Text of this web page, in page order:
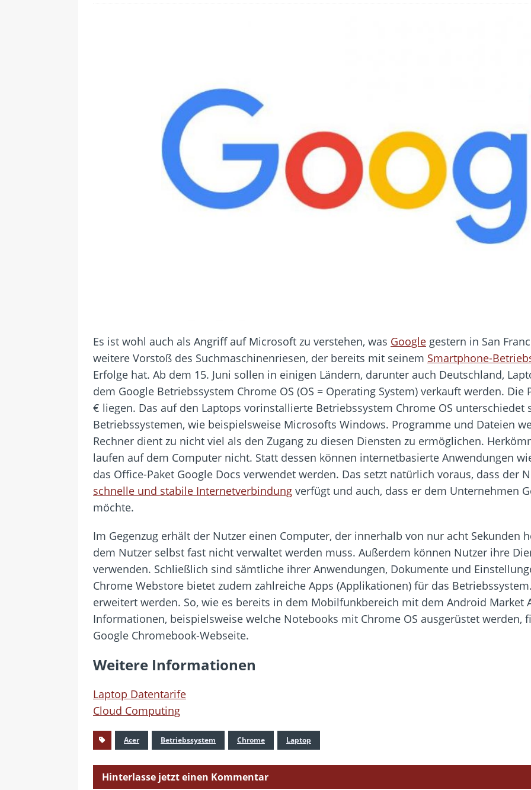
[ 5. August 2026 ]
Wahlfreiheit der Verbraucher gestärkt – Gerichtsurteil zu Apple
Es ist wohl auch als Angriff auf Microsoft zu verstehen, was Google gestern in San
weitere Vorstoß des Suchmaschinenriesen, der bereits mit seinem Smartphone-
Erfolge hat. Ab dem 15. Juni sollen in einigen Ländern, darunter auch Deutschland,
dem Google Betriebssystem Chrome OS (OS = Operating System) verkauft werden.
€ liegen. Das auf den Laptops vorinstallierte Betriebssystem Chrome OS
Betriebssystemen, wie beispielsweise Microsofts Windows. Programme und Dateien
Rechner dient zu nicht viel als den Zugang zu diesen Diensten zu ermöglichen.
laufen auf dem Computer nicht. Statt dessen können internetbasierte Anwendungen
das Office-Paket Google Docs verwendet werden. Das setzt natürlich voraus, dass der
schnelle und stabile Internetverbindung verfügt und auch, dass er dem Unternehmen
möchte.
Im Gegenzug erhält der Nutzer einen Computer, der innerhalb von nur acht Sekunden
dem Nutzer selbst fast nicht verwaltet werden muss. Außerdem können Nutzer ihre
verwenden. Schließlich sind sämtliche ihrer Anwendungen, Dokumente und
Chrome Webstore bietet zudem zahlreiche Apps (Applikationen) für das
erweitert werden. So, wie es bereits in dem Mobilfunkbereich mit dem Android Market
Informationen, beispielsweise welche Notebooks mit Chrome OS ausgerüstet werden,
Google Chromebook-Webseite.
Weitere Informationen
Laptop Datentarife
Cloud Computing
Acer Betriebssystem Chrome Laptop
Hinterlasse jetzt einen Kommentar